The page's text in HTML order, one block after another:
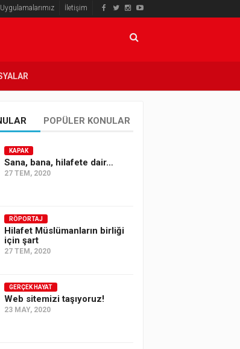
İletişim
POPÜLER KONULAR
KAPAK
Sana, bana, hilafete dair…
27 TEM, 2020
RÖPORTAJ
Hilafet Müslümanların birliği
için şart
27 TEM, 2020
GERÇEK HAYAT
Web sitemizi taşıyoruz!
23 MAY, 2020